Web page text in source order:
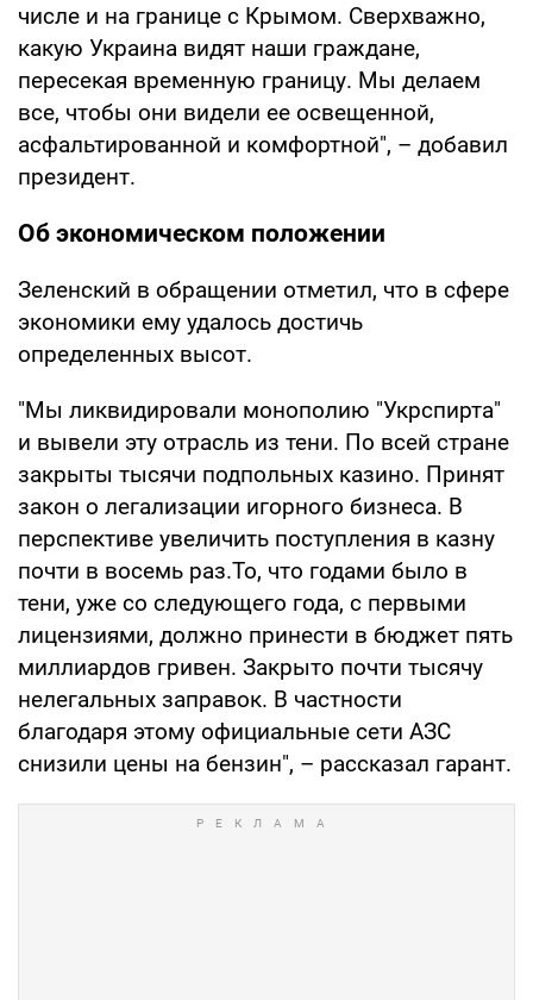
числе и на границе с Крымом. Сверхважно,
какую Украина видят наши граждане,
пересекая временную границу. Мы делаем
все, чтобы они видели ее освещенной,
асфальтированной и комфортной", – добавил
президент.
Об экономическом положении
Зеленский в обращении отметил, что в сфере
экономики ему удалось достичь
определенных высот.
"Мы ликвидировали монополию "Укрспирта"
и вывели эту отрасль из тени. По всей стране
закрыты тысячи подпольных казино. Принят
закон о легализации игорного бизнеса. В
перспективе увеличить поступления в казну
почти в восемь раз.То, что годами было в
тени, уже со следующего года, с первыми
лицензиями, должно принести в бюджет пять
миллиардов гривен. Закрыто почти тысячу
нелегальных заправок. В частности
благодаря этому официальные сети АЗС
снизили цены на бензин", – рассказал гарант.